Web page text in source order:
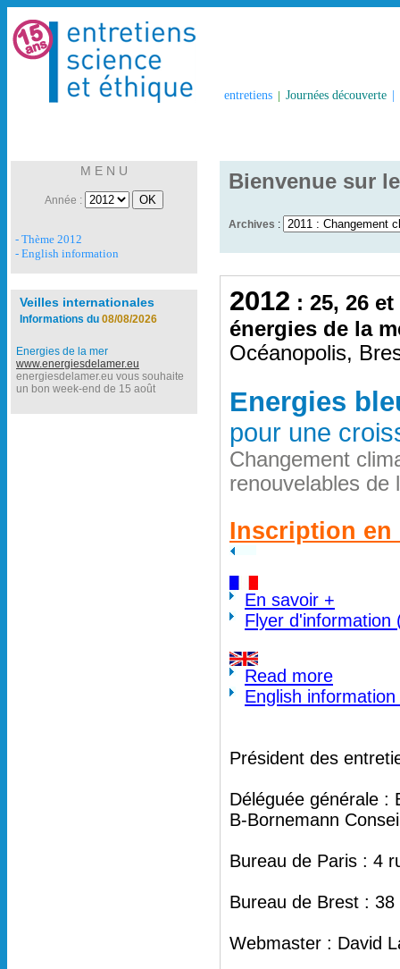
entretiens | Journées découverte
M E N U
Année :
- Thème 2012
- English information
Veilles internationales
Informations du 08/08/2026
Energies de la mer
www.energiesdelamer.eu
energiesdelamer.eu vous souhaite
un bon week-end de 15 août
Bienvenue sur
Archives :
2012 : 25, 26
énergies de la
Océanopolis,
Energies
pour une
Changement
renouvelables de
Inscription en
En savoir +
Flyer d'information
Read more
English
Président des
Déléguée générale :
B-Bornemann
Bureau de Paris : 4
Bureau de Brest :
Webmaster : David